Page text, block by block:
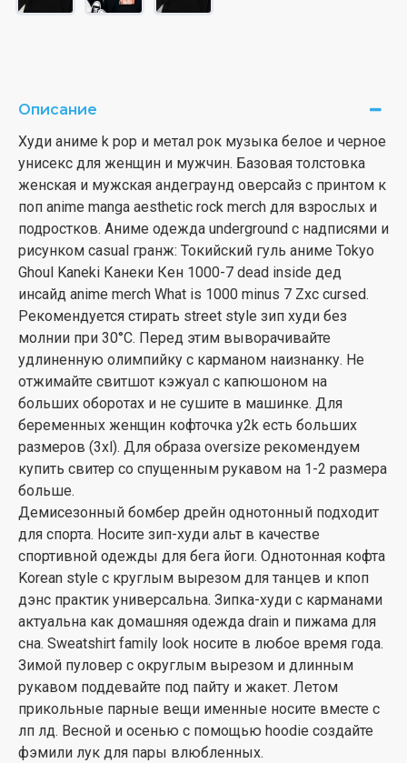
Описание
Худи аниме k pop и метал рок музыка белое и черное
унисекс для женщин и мужчин. Базовая толстовка
женская и мужская андеграунд оверсайз с принтом к
поп anime manga aesthetic rock merch для взрослых и
подростков. Аниме одежда underground с надписями и
рисунком casual гранж: Токийский гуль аниме Tokyo
Ghoul Kaneki Канеки Кен 1000-7 dead inside дед
инсайд anime merch What is 1000 minus 7 Zxc cursed.
Рекомендуется стирать street style зип худи без
молнии при 30°С. Перед этим выворачивайте
удлиненную олимпийку с карманом наизнанку. Не
отжимайте свитшот кэжуал с капюшоном на
больших оборотах и не сушите в машинке. Для
беременных женщин кофточка y2k есть больших
размеров (3xl). Для образа oversize рекомендуем
купить свитер со спущенным рукавом на 1-2 размера
больше.
Демисезонный бомбер дрейн однотонный подходит
для спорта. Носите зип-худи альт в качестве
спортивной одежды для бега йоги. Однотонная кофта
Korean style с круглым вырезом для танцев и кпоп
дэнс практик универсальна. Зипка-худи с карманами
актуальна как домашняя одежда drain и пижама для
сна. Sweatshirt family look носите в любое время года.
Зимой пуловер с округлым вырезом и длинным
рукавом поддевайте под пайту и жакет. Летом
прикольные парные вещи именные носите вместе с
лп лд. Весной и осенью с помощью hoodie создайте
фэмили лук для пары влюбленных.